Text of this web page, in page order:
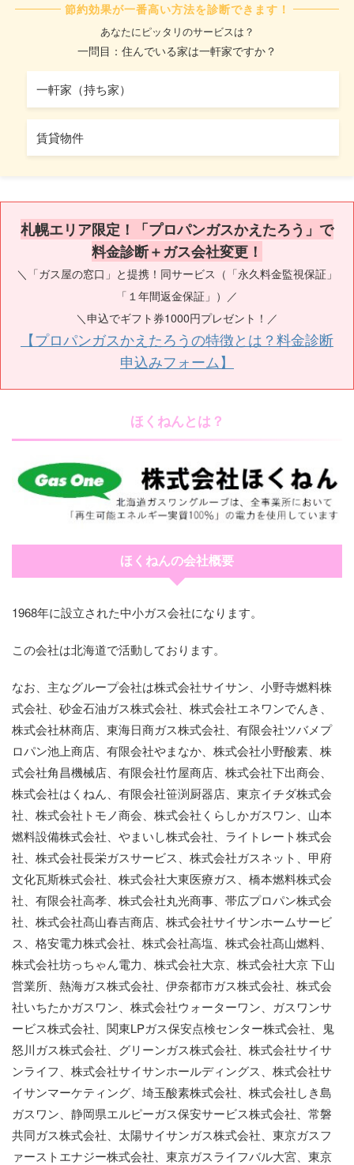
節約効果が一番高い方法を診断できます！
あなたにピッタリのサービスは？
一問目：住んでいる家は一軒家ですか？
一軒家（持ち家）
賃貸物件
札幌エリア限定！「プロパンガスかえたろう」で
料金診断＋ガス会社変更！
＼「ガス屋の窓口」と提携！同サービス（「永久料金監視保証」
「１年間返金保証」）／
＼申込でギフト券1000円プレゼント！／
【プロパンガスかえたろうの特徴とは？料金診断
申込みフォーム】
ほくねんとは？
ほくねんの会社概要
1968年に設立された中小ガス会社になります。
この会社は北海道で活動しております。
なお、主なグループ会社は株式会社サイサン、小野寺燃料株
式会社、砂金石油ガス株式会社、株式会社エネワンでんき、
株式会社林商店、東海日商ガス株式会社、有限会社ツバメプ
ロパン池上商店、有限会社やまなか、株式会社小野酸素、株
式会社角昌機械店、有限会社竹屋商店、株式会社下出商会、
株式会社はくねん、有限会社笹渕厨器店、東京イチダ株式会
社、株式会社トモノ商会、株式会社くらしかガスワン、山本
燃料設備株式会社、やまいし株式会社、ライトレート株式会
社、株式会社長栄ガスサービス、株式会社ガスネット、甲府
文化瓦斯株式会社、株式会社大東医療ガス、橋本燃料株式会
社、有限会社高孝、株式会社丸光商事、帯広プロパン株式会
社、株式会社髙山春吉商店、株式会社サイサンホームサービ
ス、格安電力株式会社、株式会社高塩、株式会社髙山燃料、
株式会社坊っちゃん電力、株式会社大京、株式会社大京 下山
営業所、熱海ガス株式会社、伊奈都市ガス株式会社、株式会
社いちたかガスワン、株式会社ウォーターワン、ガスワンサ
ービス株式会社、関東LPガス保安点検センター株式会社、鬼
怒川ガス株式会社、グリーンガス株式会社、株式会社サイサ
ンライフ、株式会社サイサンホールディングス、株式会社サ
イサンマーケティング、埼玉酸素株式会社、株式会社しき島
ガスワン、静岡県エルピーガス保安サービス株式会社、常磐
共同ガス株式会社、太陽サイサンガス株式会社、東京ガスフ
ァーストエナジー株式会社、東京ガスライフバル大宮、東京